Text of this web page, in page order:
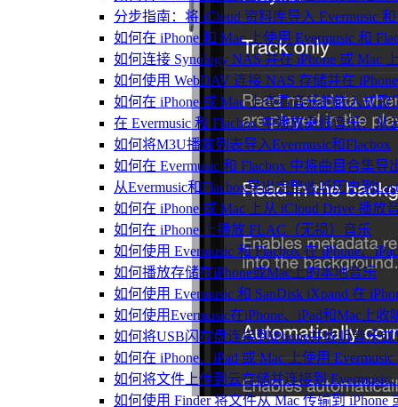
分步指南：将 iCloud 资料库导入 Evermusic 和
如何在 iPhone 和 Mac 上使用 Evermusic 和
如何连接 Synology NAS 并在 iPhone 或 Mac
如何使用 WebDAV 连接 NAS 存储并在
如何在 iPhone 或 Mac 上查看音乐的嵌入式
在 Evermusic 和 Flacbox 中播放离线音乐：
如何将M3U播放列表导入Evermusic和Flacbox
如何在 Evermusic 和 Flacbox 中将曲目合集
从Evermusic和Flacbox导出完整收听历史到
如何在 iPhone 或 Mac 上从 iCloud Drive 播放
如何在 iPhone 上播放 FLAC（无损）音乐
如何使用 Evermusic 和 Flacbox 在 iPhone、
如何播放存储在iPhone或Mac上的本地音乐
如何使用 Evermusic 和 SanDisk iXpand 在
如何使用Evermusic在iPhone、iPad和Mac上收
如何将USB闪存盘连接到iPhone并收听音乐
如何在 iPhone、iPad 或 Mac 上使用
如何将文件上传到云存储并连接到 Evermusic
如何使用 Finder 将文件从 Mac 传输到 iPhone